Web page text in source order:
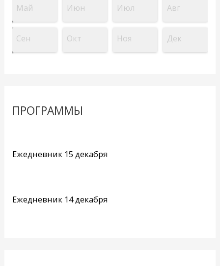
Май Июн Июл Авг
Сен Окт Ноя Дек
ПРОГРАММЫ
Ежедневник 15 декабря
Ежедневник 14 декабря